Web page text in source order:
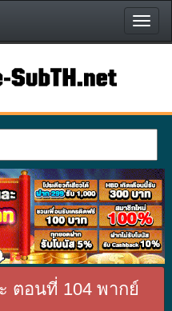
หน้า
แรก
ตอนที่ 104 พากย์